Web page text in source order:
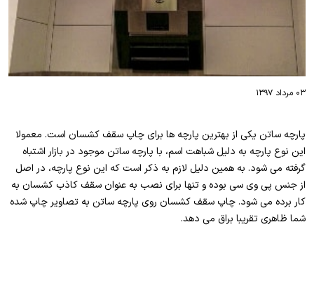
۰۳ مرداد ۱۳۹۷
پارچه ساتن یکی از بهترین پارچه ها برای چاپ سقف کشسان است. معمولا
این نوع پارچه به دلیل شباهت اسم، با پارچه ساتن موجود در بازار اشتباه
گرفته می شود. به همین دلیل لازم به ذکر است که این نوع پارچه، در اصل
از جنس پی وی سی بوده و تنها برای نصب به عنوان سقف کاذب کشسان به
کار برده می شود. چاپ سقف کشسان روی پارچه ساتن به تصاویر چاپ شده
شما ظاهری تقریبا براق می دهد.